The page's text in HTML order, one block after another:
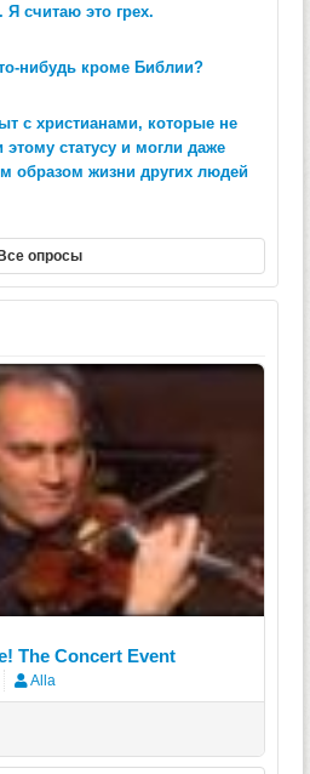
считаю это грех.
нибудь кроме Библии?
с христианами, которые не
этому статусу и могли даже
образом жизни других людей
опросы
The Concert Event
Alla